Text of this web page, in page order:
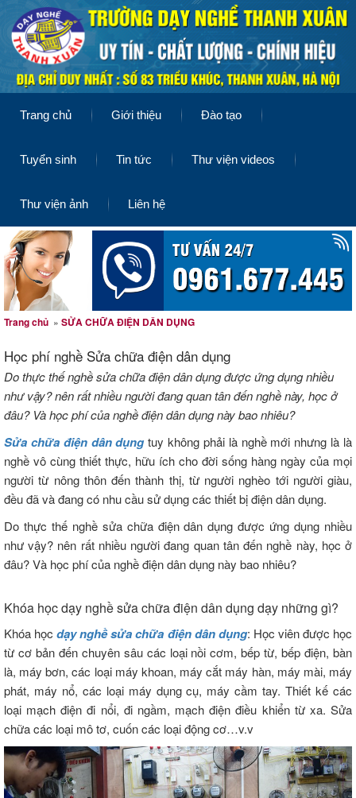
Trang chủ Giới thiệu Đào tạo
Tuyển sinh Tin tức Thư viện videos
Thư viện ảnh Liên hệ
Trang chủ » SỬA CHỮA ĐIỆN DÂN DỤNG
Học phí nghề Sửa chữa điện dân dụng
Do thực thế nghề sửa chữa điện dân dụng được ứng dụng nhiều
như vậy? nên rất nhiều người đang quan tân đến nghề này, học ở
đâu? Và học phí của nghề điện dân dụng này bao nhiêu?
Sửa chữa điện dân dụngtuy không phải là nghề mới nhưng là là
nghề vô cùng thiết thực, hữu ích cho đời sống hàng ngày của mọi
người từ nông thôn đến thành thị, từ người nghèo tới người giàu,
đều đã và đang có nhu cầu sử dụng các thiết bị điện dân dụng.
Do thực thế nghề sửa chữa điện dân dụng được ứng dụng nhiều
như vậy? nên rất nhiều người đang quan tân đến nghề này, học ở
đâu? Và học phí của nghề điện dân dụng này bao nhiêu?
Khóa học dạy nghề sửa chữa điện dân dụng dạy những gì?
Khóa họcdạy nghề sửa chữa điện dân dụng: Học viên được học
từ cơ bản đến chuyên sâu các loại nồi cơm, bếp từ, bếp điện, bàn
là, máy bơn, các loại máy khoan, máy cắt máy hàn, máy mài, máy
phát, máy nổ, các loại máy dụng cụ, máy cầm tay. Thiết kế các
loại mạch điện đi nổi, đi ngầm, mạch điện điều khiển từ xa. Sửa
chữa các loại mô tơ, cuốn các loại động cơ…v.v